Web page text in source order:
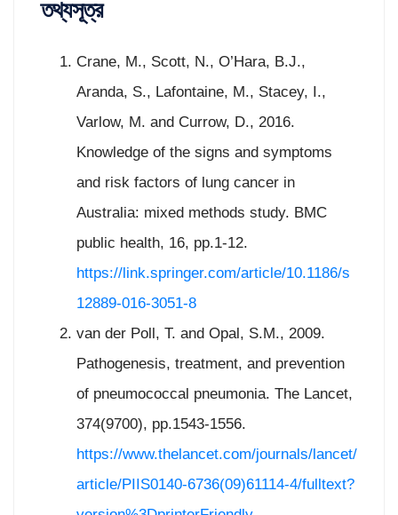
তথ্যসূত্র
Crane, M., Scott, N., O’Hara, B.J.,
Aranda, S., Lafontaine, M., Stacey, I.,
Varlow, M. and Currow, D., 2016.
Knowledge of the signs and symptoms
and risk factors of lung cancer in
Australia: mixed methods study. BMC
public health, 16, pp.1-12.
https://link.springer.com/article/10.1186/s
12889-016-3051-8
van der Poll, T. and Opal, S.M., 2009.
Pathogenesis, treatment, and prevention
of pneumococcal pneumonia. The Lancet,
374(9700), pp.1543-1556.
https://www.thelancet.com/journals/lancet/
article/PIIS0140-6736(09)61114-4/fulltext?